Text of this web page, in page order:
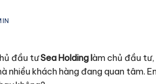
đầu tưSea Holding làm chủ đầu
nhiều khách hàng đang quan tâm.